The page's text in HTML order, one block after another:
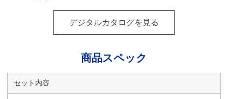
デジタルカタログを見る
商品スペック
セット内容